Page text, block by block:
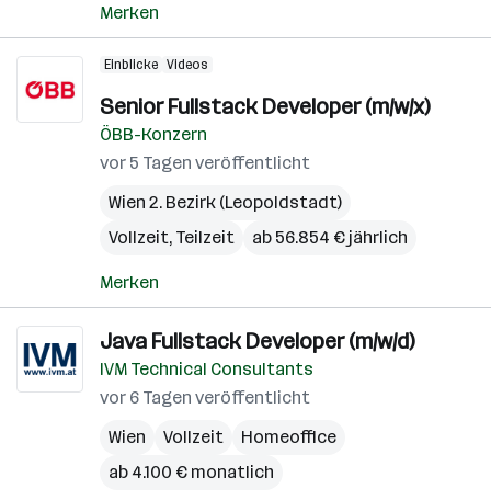
Merken
Einblicke Videos
Senior Fullstack Developer (m/w/x)
ÖBB-Konzern
vor 5 Tagen veröffentlicht
Wien 2. Bezirk (Leopoldstadt)
Vollzeit, Teilzeit
ab 56.854 € jährlich
Merken
Java Fullstack Developer (m/w/d)
IVM Technical Consultants
vor 6 Tagen veröffentlicht
Wien
Vollzeit
Homeoffice
ab 4.100 € monatlich